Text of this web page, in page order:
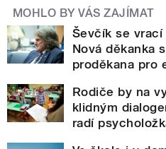
MOHLO BY VÁS ZAJÍMAT
Ševčík se vrací
Nová děkanka
proděkana pro
Rodiče by na
klidným
radí